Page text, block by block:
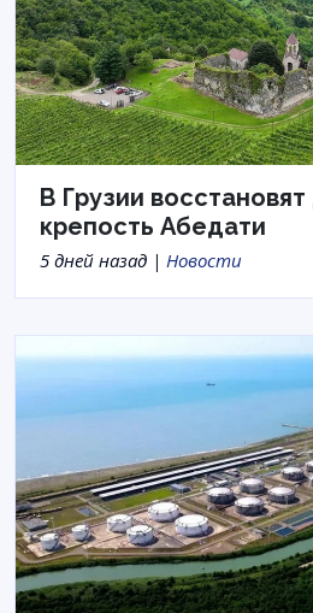
В Грузии
крепость Абедати
5 дней назад | Новости